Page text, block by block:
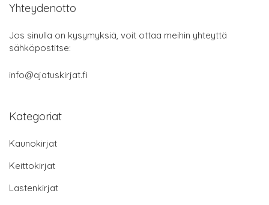
Yhteydenotto
Jos sinulla on kysymyksiä, voit ottaa meihin yhteyttä
sähköpostitse:
info@ajatuskirjat.fi
Kategoriat
Kaunokirjat
Keittokirjat
Lastenkirjat